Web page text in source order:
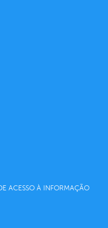
ACESSO À INFORMAÇÃO